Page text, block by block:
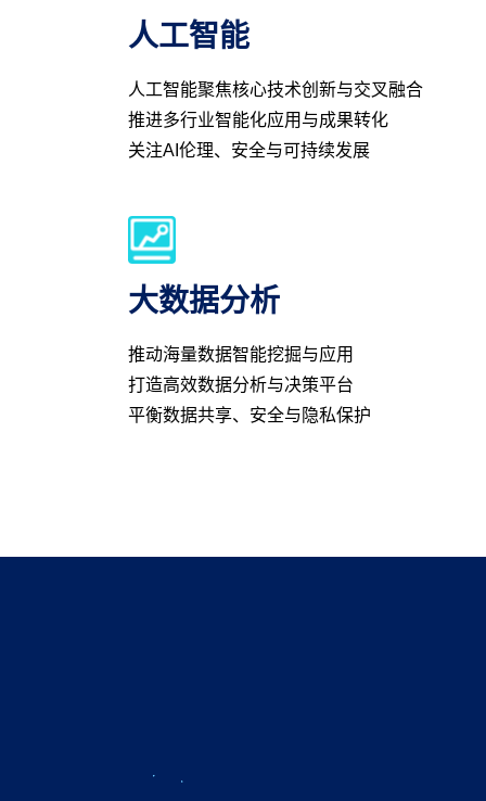
人工智能
人工智能聚焦核心技术创新与交叉融合
推进多行业智能化应用与成果转化
关注AI伦理、安全与可持续发展
大数据分析
推动海量数据智能挖掘与应用
打造高效数据分析与决策平台
平衡数据共享、安全与隐私保护